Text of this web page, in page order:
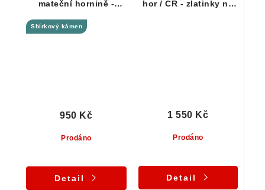
mateční hornině -
Zlatých Hor / ČR
Sbírkový kámen
Prodáno
950 Kč
Detail
hor / ČR - zlatinky na
Prodáno
1 550 Kč
Detail